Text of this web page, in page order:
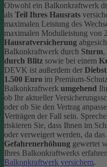
Obwohl ein Balkonkraftwerk
als Teil Ihres Hausrats
maximalen Leistung des
maximalen Modulleistung von
Hausratversicherung
Balkonkraftwerk durch Sturm,
durch Blitz sowie bei einem
DEVK ist außerdem der
1.500 Euro im Premium-
Balkonkraftwerk umgehend
ob Ihr aktueller
oder ob Sie den Vertrag
Verträgen der Fall sein.
riskieren Sie, dass Ihnen im
oder verweigert werden, da
Gefahrenerhöhung gewertet
Ihres Balkonkraftwerks
Balkonkraftwerk versichern.